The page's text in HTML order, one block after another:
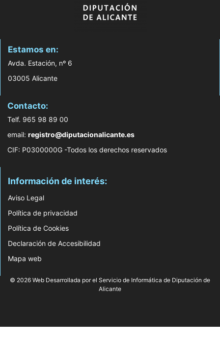
Estamos en:
Avda. Estación, nº 6
03005 Alicante
Contacto:
Telf. 965 98 89 00
email: registro@diputacionalicante.es
CIF: P0300000G -Todos los derechos reservados
Información de interés:
Aviso Legal
Política de privacidad
Política de Cookies
Declaración de Accesibilidad
Mapa web
© 2026 Web Desarrollada por el Servicio de Informática de Diputación de
Alicante